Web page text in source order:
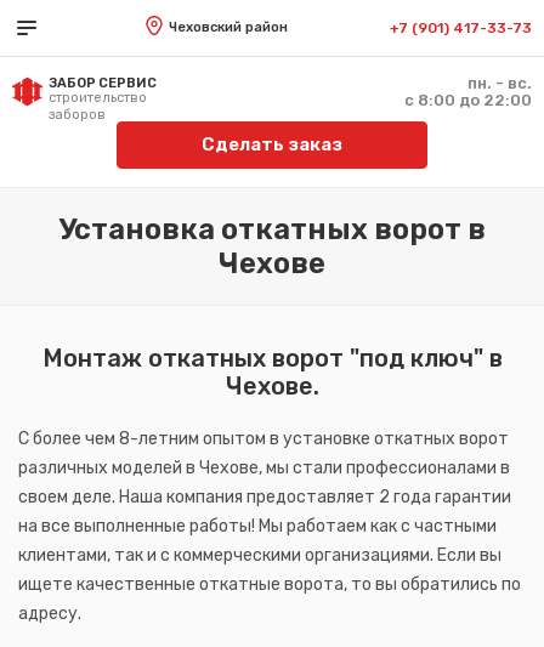
Чеховский район +7 (901) 417-33-73
ЗАБОР СЕРВИС
строительство
заборов
пн. - вс.
с 8:00 до 22:00
Сделать заказ
Установка откатных ворот в
Чехове
Монтаж откатных ворот "под ключ" в
Чехове.
С более чем 8-летним опытом в установке откатных ворот
различных моделей в Чехове, мы стали профессионалами в
своем деле. Наша компания предоставляет 2 года гарантии
на все выполненные работы! Мы работаем как с частными
клиентами, так и с коммерческими организациями. Если вы
ищете качественные откатные ворота, то вы обратились по
адресу.